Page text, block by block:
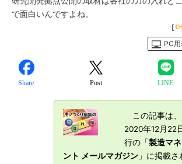
で面白いんですよね。
[
PC
Share Post LINE
この記事は、
2020年12月22
行の「製造マ
ント メールマガジン」に掲載さ